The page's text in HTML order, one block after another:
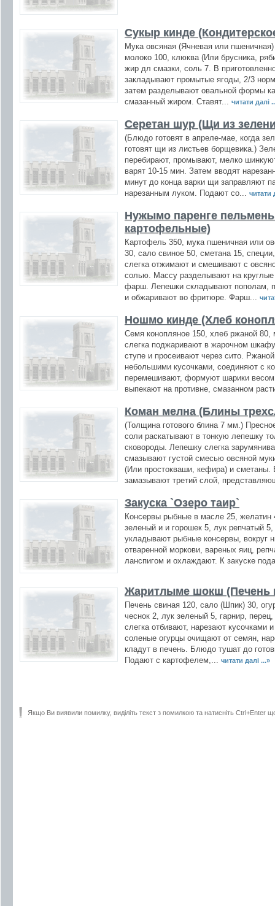
Сукыр кинде
Мука овсяная (Ячневая или
молоко 100, клюква (Или брусника,
жир дл смазки, соль 7. В
закладывают промытые ягоды, 2/3
затем разделывают овальной формы
смазанный жиром. Ставят...
читати далі
Серетан шур (Щи из
(Блюдо готовят в апреле-мае, когда
готовят щи из листьев борщевика.)
перебирают, промывают, мелко
варят 10-15 мин. Затем вводят
минут до конца варки щи заправляют
нарезанным луком. Подают со...
читати
Нужымо паренге
картофельные)
Картофель 350, мука пшеничная или
30, сало свиное 50, сметана 15,
слегка отжимают и смешивают с
солью. Массу разделывают на
фарш. Лепешки складывают пополам,
и обжаривают во фритюре. Фарш...
Ношмо кинде (Хлеб
Семя конопляное 150, хлеб ржаной 80,
слегка поджаривают в жарочном
ступе и просеивают через сито.
небольшими кусочками, соединяют с
перемешивают, формуют шарики
выпекают на противне, смазанном
Коман мелна (Блины
(Толщина готового блина 7 мм.)
соли раскатывают в тонкую лепешку
сковороды. Лепешку слегка
смазывают густой смесью овсяной
(Или простокваши, кефира) и сметаны.
замазывают третий слой,
Закуска `Озеро таир`
Консервы рыбные в масле 25, желатин
зеленый и и горошек 5, лук репчатый
укладывают рыбные консервы, вокруг
отваренной моркови, вареных яиц,
ланспигом и охлаждают. К закуске
Жаритлыме шокш (Печень
Печень свиная 120, сало (Шпик) 30,
чеснок 2, лук зеленый 5, гарнир,
слегка отбивают, нарезают кусочками
соленые огурцы очищают от семян,
кладут в печень. Блюдо тушат до
Подают с картофелем,...
читати далі ...»
Якщо Ви виявили помилку, виділіть текст з помилкою та натисніть Ctrl+Enter